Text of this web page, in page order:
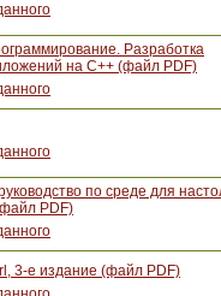
Разработка
на С++ (файл PDF)
по среде для
PDF)
3-е издание (файл PDF)